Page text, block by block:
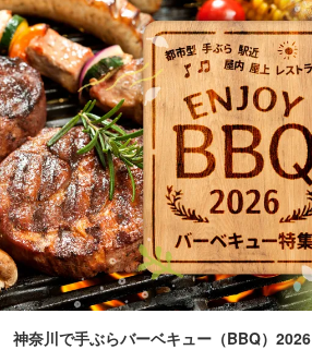
神奈川で手ぶらバーベキュー（BBQ）2026